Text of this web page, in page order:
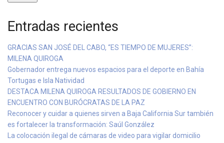
Entradas recientes
GRACIAS SAN JOSÉ DEL CABO, “ES TIEMPO DE MUJERES”:
MILENA QUIROGA
Gobernador entrega nuevos espacios para el deporte en Bahía
Tortugas e Isla Natividad
DESTACA MILENA QUIROGA RESULTADOS DE GOBIERNO EN
ENCUENTRO CON BURÓCRATAS DE LA PAZ
Reconocer y cuidar a quienes sirven a Baja California Sur también
es fortalecer la transformación: Saúl González
La colocación ilegal de cámaras de video para vigilar domicilio